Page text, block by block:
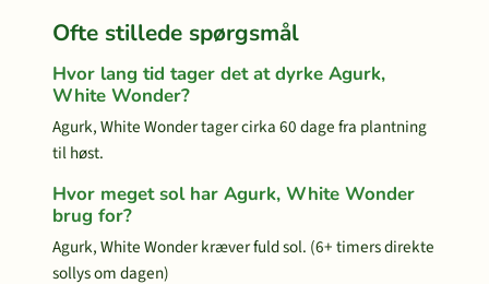
Ofte stillede spørgsmål
Hvor lang tid tager det at dyrke Agurk,
White Wonder?
Agurk, White Wonder tager cirka 60 dage fra plantning
til høst.
Hvor meget sol har Agurk, White Wonder
brug for?
Agurk, White Wonder kræver fuld sol. (6+ timers direkte
sollys om dagen)